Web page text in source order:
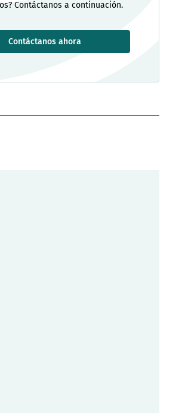
Contáctanos a continuación.
Contáctanos ahora